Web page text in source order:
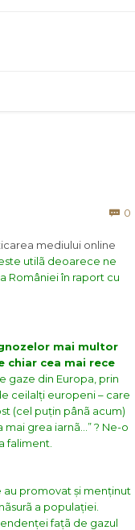
 0
mediului online
utilã deoarece ne
României în raport cu
mai multor
chiar cea mai rece
gaze din Europa, prin
ceilalți europeni – care
(cel puțin pânã acum)
grea iarnã…” ? Ne-o
faliment.
promovat și menținut
a populației.
fațã de gazul